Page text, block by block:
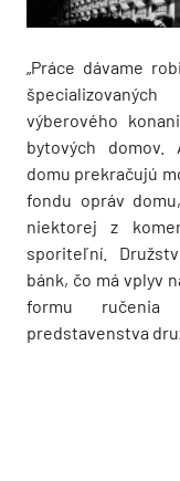
„Práce dávame
výberového
bytových domov.
domu prekračujú
fondu opráv
niektorej z
sporiteľní.
bánk, čo má vplyv
formu ručenia
predstavenstva